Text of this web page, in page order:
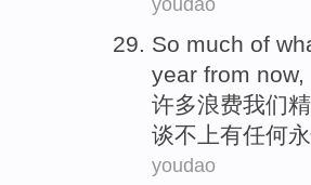
So much of
year from now,
许多浪费我们
谈不上有任何
youdao